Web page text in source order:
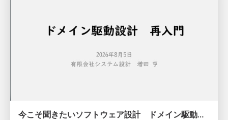
今こそ聞きたいソフトウェア設計 ドメイン駆動設計再入門